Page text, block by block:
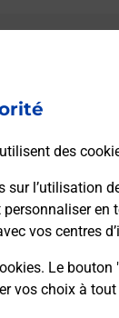
utilisent des
l’utilisation
vos centres
Le
vos choix à
12 Route D
36100